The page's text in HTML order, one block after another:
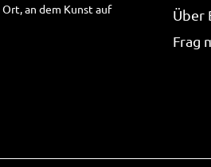
an dem Kunst auf
Über
Frag